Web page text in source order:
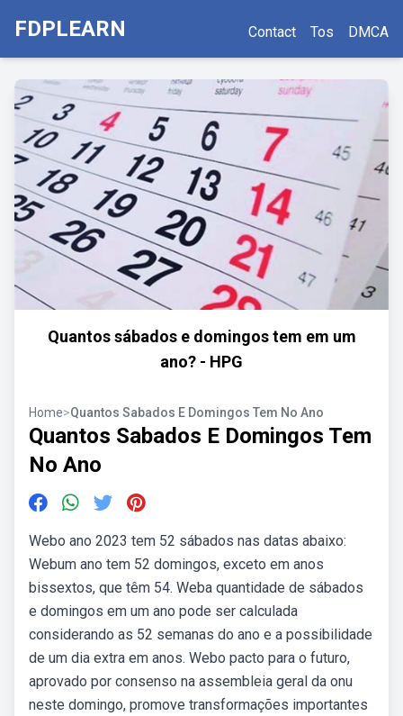
FDPLEARN Contact Tos DMCA
Quantos sábados e domingos tem em um
ano? - HPG
Home>Quantos Sabados E Domingos Tem No Ano
Quantos Sabados E Domingos Tem
No Ano
Webo ano 2023 tem 52 sábados nas datas abaixo:
Webum ano tem 52 domingos, exceto em anos
bissextos, que têm 54. Weba quantidade de sábados
e domingos em um ano pode ser calculada
considerando as 52 semanas do ano e a possibilidade
de um dia extra em anos. Webo pacto para o futuro,
aprovado por consenso na assembleia geral da onu
neste domingo, promove transformações importantes